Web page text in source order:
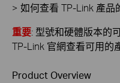
> 如何查看 TP-Link 產品
重要: 型號和硬體版本的
TP-Link 官網查看可用的
Product Overview